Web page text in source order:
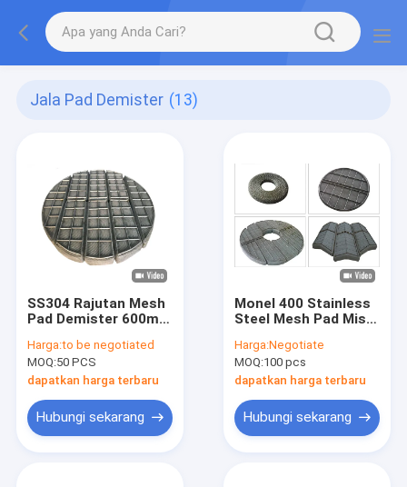
Jala Pad Demister (13)
SS304 Rajutan Mesh
Pad Demister 600mm
Minyak Bumi
Harga:to be negotiated
MOQ:50 PCS
dapatkan harga terbaru
Hubungi sekarang
Monel 400 Stainless
Steel Mesh Pad Mist
Untuk Kolom Kimia
Harga:Negotiate
MOQ:100 pcs
dapatkan harga terbaru
Hubungi sekarang